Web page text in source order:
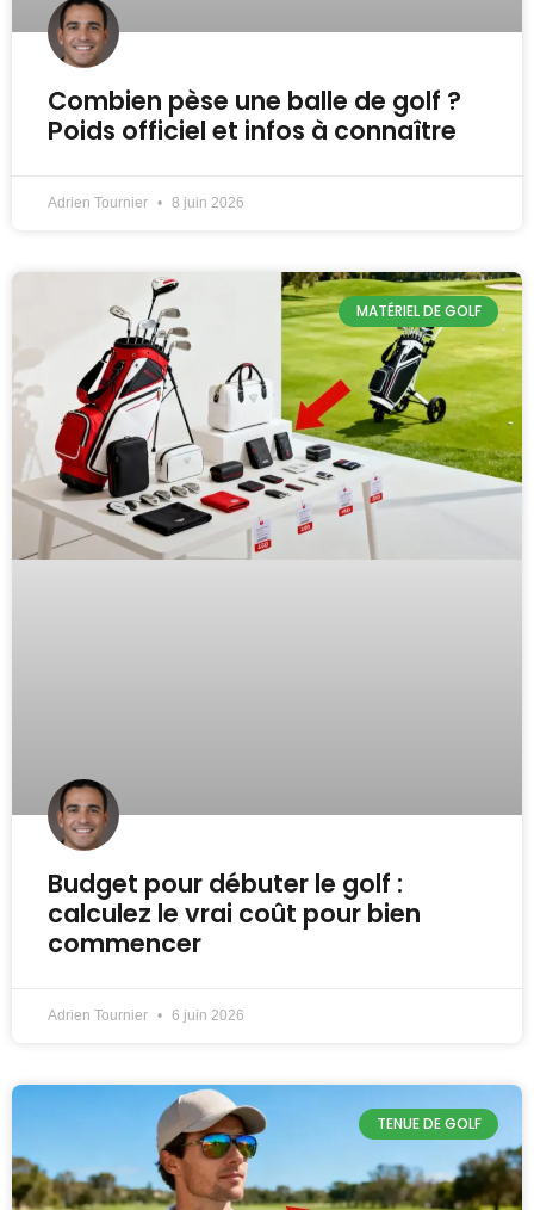
Combien pèse une balle de golf ?
Poids officiel et infos à connaître
Adrien Tournier 8 juin 2026
MATÉRIEL DE GOLF
Budget pour débuter le golf :
calculez le vrai coût pour bien
commencer
Adrien Tournier 6 juin 2026
TENUE DE GOLF